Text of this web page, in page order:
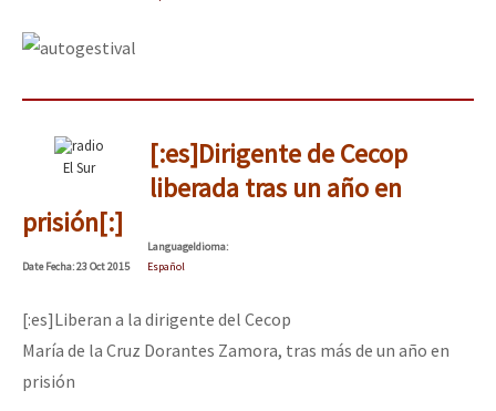
El Sur
[:es]Dirigente de Cecop
liberada tras un año en
prisión[:]
DateFecha: 23 Oct 2015
LanguageIdioma:
Español
[:es]Liberan a la dirigente del Cecop
María de la Cruz Dorantes Zamora, tras más de un año en
prisión